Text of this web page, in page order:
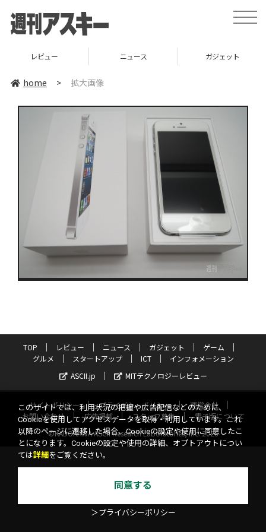
toggle
レビュー ニュース ガジェット
home > 拡大画像
TOP レビュー ニュース ガジェット
ゲーム
グルメ
スタートアップ ICT
インフォメーション
ASCII.jp
MITテクノロジーレビュー
サイトポリシー プライバシーポリシー
運営会社
お問い合わせ
広告掲載 スタッフ募集
電子版について
©KADOKAWA ASCII Research Laboratories, Inc. 2026
このサイトでは、利用状況の把握や広告配信などのために、
Cookieを使用してアクセスデータを取得・利用しています。これ
以降のページに遷移した場合、Cookieの設定や使用に同意したこ
とになります。Cookieの設定や使用の詳細、オプトアウトについ
ては詳細 をご覧ください。
同意する
＞プライバシーポリシー